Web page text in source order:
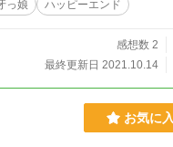
っ娘 ハッピーエンド
感想数 2
最終更新日 2021.10.14
お気に